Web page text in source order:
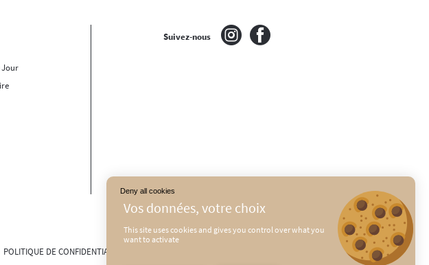
Jour
Suivez-nous
POLITIQUE DE CONFIDENTIALITÉ
This site uses cookies and gives you control over what you
want to activate
Deny all cookies